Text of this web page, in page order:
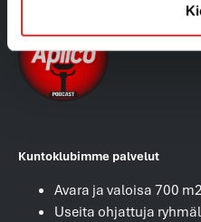
Kuntoklubimme palvelut
Avara ja valoisa 700
Useita ohjattuja